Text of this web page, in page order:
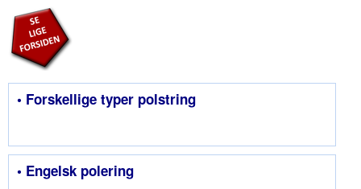
• Forskellige typer polstring
• Engelsk polering